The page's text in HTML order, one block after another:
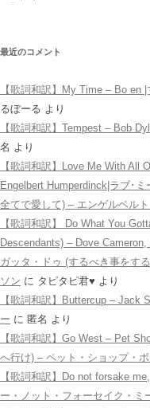
最近のコメント
【歌詞和訳】My Time – Bo en
るぼーる より
【歌詞和訳】Tempest – Bob
名 より
【歌詞和訳】Love Me With All
Engelbert Humperdinck|ラブ･
全てで愛して) – エンゲルベル
【歌詞和訳】 Do What You
Descendants) – Dove
ガッタ・ドゥ (するべき事をす
ソン に タピタピ君♥️ より
【歌詞和訳】Buttercup – Jack
ー に 匿名 より
【歌詞和訳】Go West – Pet
へ行け) – ペット・ショップ・
【歌詞和訳】Do not forsake
ー・ノット・フォーセイク・ミ